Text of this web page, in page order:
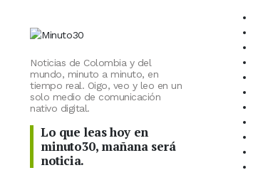
Noticias de Colombia y del
mundo, minuto a minuto, en
tiempo real. Oigo, veo y leo en un
solo medio de comunicación
nativo digital.
Lo que leas hoy en
minuto30, mañana será
noticia.